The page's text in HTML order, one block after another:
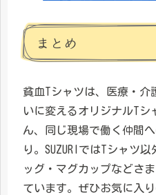
まとめ
貧血Tシャツは、医療・
いに変えるオリジナルTシ
ん、同じ現場で働く仲間
り。SUZURIではTシャツ
ッグ・マグカップなどさ
ています。ぜひお気に入